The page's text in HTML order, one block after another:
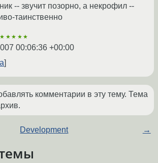
-- звучит позорно, а некрофил --
таинственно
★★★★★
00:06:36 +00:00
комментарии в эту тему. Тема
Development →